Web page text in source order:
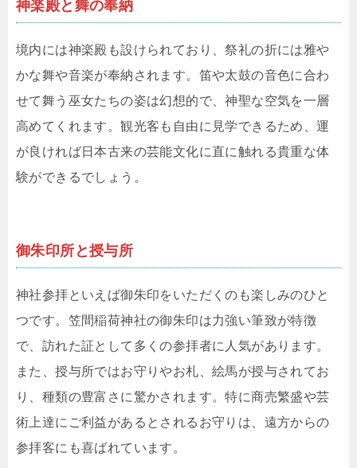
神楽殿と舞の奉納
境内には神楽殿も設けられており、祭礼の折には雅や
かな舞や音楽が奉納されます。笛や太鼓の音色に合わ
せて舞う巫女たちの姿は幻想的で、神聖な空気を一層
高めてくれます。観光客も自由に見学できるため、運
が良ければ日本古来の芸能文化に直に触れる貴重な体
験ができるでしょう。
御朱印所と授与所
神社参拝といえば御朱印をいただくのも楽しみのひと
つです。笠間稲荷神社の御朱印は力強い筆致が特徴
で、訪れた証として多くの参拝者に人気があります。
また、授与所ではお守りやお札、絵馬が授与されてお
り、種類の豊富さに驚かされます。特に商売繁盛や芸
術上達にご利益があるとされるお守りは、遠方からの
参拝客にも喜ばれています。